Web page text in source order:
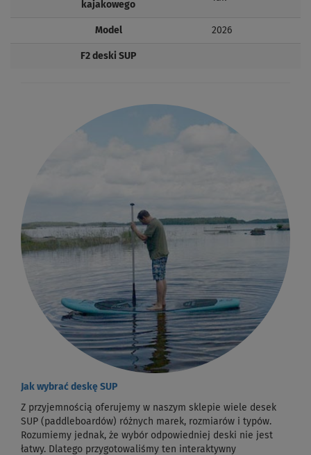
kajakowego
Model 2026
F2 deski SUP
Jak wybrać deskę SUP
Z przyjemnością oferujemy w naszym sklepie wiele desek
SUP (paddleboardów) różnych marek, rozmiarów i typów.
Rozumiemy jednak, że wybór odpowiedniej deski nie jest
łatwy. Dlatego przygotowaliśmy ten interaktywny